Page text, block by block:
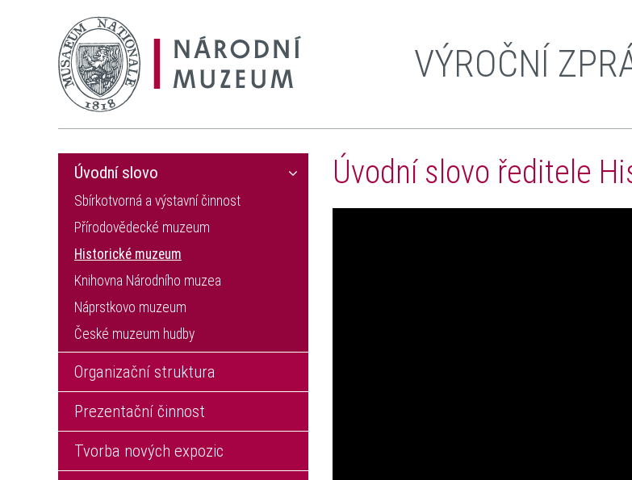
VÝROČNÍ
Úvodní slovo ředitele
Úvodní slovo
Sbírkotvorná a výstavní činnost
Přírodovědecké muzeum
Historické muzeum
Knihovna Národního muzea
Náprstkovo muzeum
České muzeum hudby
Organizační struktura
Prezentační činnost
Tvorba nových expozic